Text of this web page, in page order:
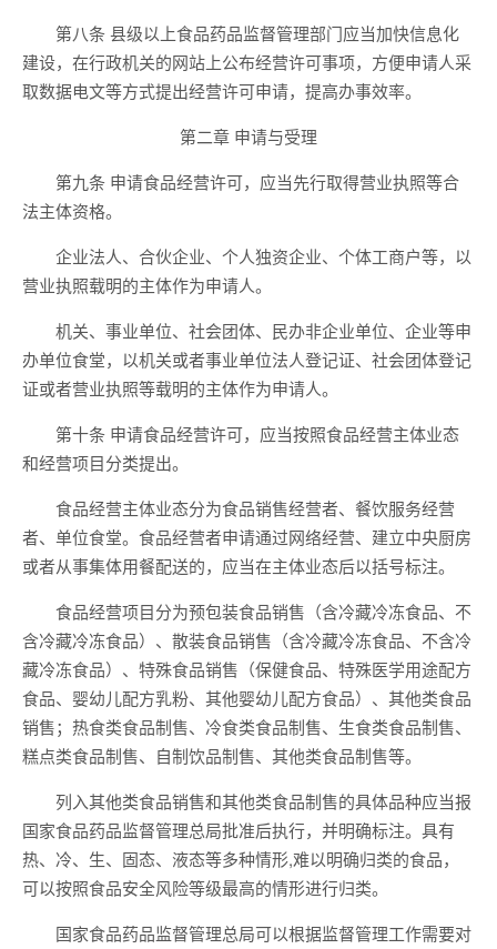
第八条 县级以上食品药品监督管理部门应当加快信息化
建设，在行政机关的网站上公布经营许可事项，方便申请人采
取数据电文等方式提出经营许可申请，提高办事效率。
第二章 申请与受理
第九条 申请食品经营许可，应当先行取得营业执照等合
法主体资格。
企业法人、合伙企业、个人独资企业、个体工商户等，以
营业执照载明的主体作为申请人。
机关、事业单位、社会团体、民办非企业单位、企业等申
办单位食堂，以机关或者事业单位法人登记证、社会团体登记
证或者营业执照等载明的主体作为申请人。
第十条 申请食品经营许可，应当按照食品经营主体业态
和经营项目分类提出。
食品经营主体业态分为食品销售经营者、餐饮服务经营
者、单位食堂。食品经营者申请通过网络经营、建立中央厨房
或者从事集体用餐配送的，应当在主体业态后以括号标注。
食品经营项目分为预包装食品销售（含冷藏冷冻食品、不
含冷藏冷冻食品）、散装食品销售（含冷藏冷冻食品、不含冷
藏冷冻食品）、特殊食品销售（保健食品、特殊医学用途配方
食品、婴幼儿配方乳粉、其他婴幼儿配方食品）、其他类食品
销售；热食类食品制售、冷食类食品制售、生食类食品制售、
糕点类食品制售、自制饮品制售、其他类食品制售等。
列入其他类食品销售和其他类食品制售的具体品种应当报
国家食品药品监督管理总局批准后执行，并明确标注。具有
热、冷、生、固态、液态等多种情形,难以明确归类的食品，
可以按照食品安全风险等级最高的情形进行归类。
国家食品药品监督管理总局可以根据监督管理工作需要对